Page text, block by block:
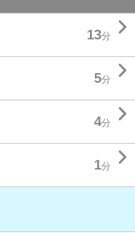
13分 
5分 
4分 
1分 